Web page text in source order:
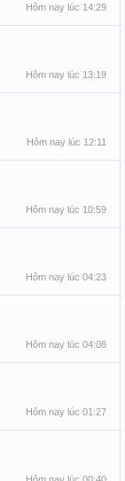
Hôm nay lúc 14:29
Hôm nay lúc 13:19
Hôm nay lúc 12:11
Hôm nay lúc 10:59
Hôm nay lúc 04:23
Hôm nay lúc 04:08
Hôm nay lúc 01:27